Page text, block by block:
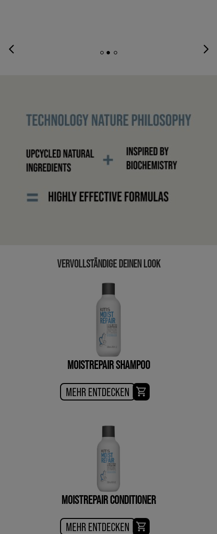
VERVOLLSTÄNDIGE DEINEN LOOK
MOISTREPAIR SHAMPOO
MEHR ENTDECKEN
MOISTREPAIR CONDITIONER
MEHR ENTDECKEN